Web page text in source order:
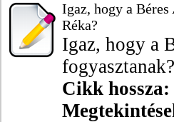
Igaz, hogy a
Réka?
Igaz, hogy a
Cikk hossza: